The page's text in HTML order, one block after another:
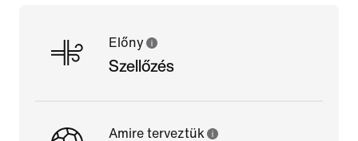
Előny
Szellőzés
Amire terveztük